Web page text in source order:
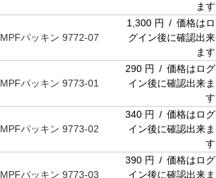
ます
MPFパッキン 9772-07
1,300 円 / 価格はロ
グイン後に確認出来
ます
MPFパッキン 9773-01
290 円 / 価格はログ
イン後に確認出来ま
す
MPFパッキン 9773-02
340 円 / 価格はログ
イン後に確認出来ま
す
MPFパッキン 9773-03
390 円 / 価格はログ
イン後に確認出来ま